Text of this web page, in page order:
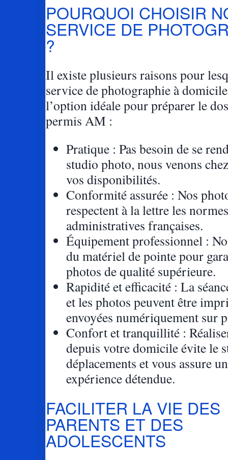
POURQUOI CHOISIR
SERVICE DE
?
Il existe plusieurs raisons pour
service de photographie à
l’option idéale pour préparer le
permis AM :
Pratique : Pas besoin de se
studio photo, nous venons
vos disponibilités.
Conformité assurée : Nos
respectent à la lettre les normes
administratives françaises.
Équipement professionnel :
du matériel de pointe pour
photos de qualité supérieure.
Rapidité et efficacité : La
et les photos peuvent être
envoyées numériquement sur
Confort et tranquillité :
depuis votre domicile évite le
déplacements et vous assure
expérience détendue.
FACILITER LA VIE DES
PARENTS ET DES
ADOLESCENTS